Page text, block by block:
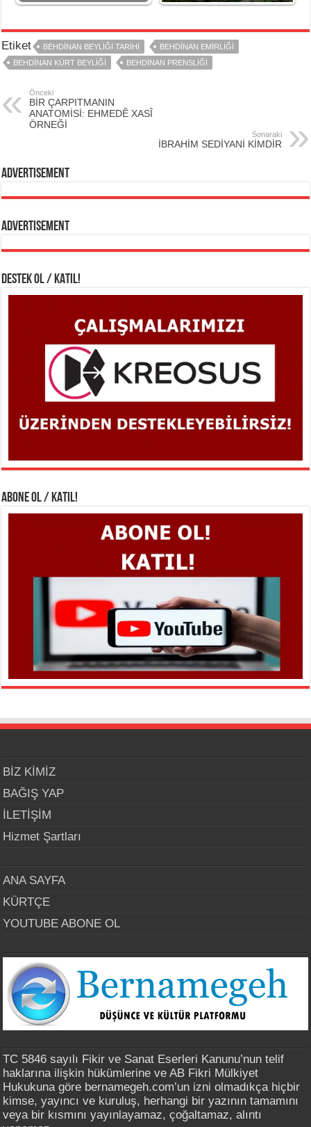
Etiket BEHDİNAN BEYLİĞİ TARİHİ
BEHDİNAN EMİRLİĞİ
BEHDİNAN KÜRT BEYLİĞİ
BEHDİNAN PRENSLİĞİ
Önceki
BİR ÇARPITMANIN
ANATOMİSİ: EHMEDÊ XASÎ
ÖRNEĞİ
Sonaraki
İBRAHİM SEDİYANİ KİMDİR
Advertisement
Advertisement
DESTEK OL / KATIL!
ABONE OL / KATIL!
BİZ KİMİZ
BAĞIŞ YAP
İLETİŞİM
Hizmet Şartları
ANA SAYFA
KÜRTÇE
YOUTUBE ABONE OL
TC 5846 sayılı Fikir ve Sanat Eserleri Kanunu’nun telif
haklarına ilişkin hükümlerine ve AB Fikri Mülkiyet
Hukukuna göre bernamegeh.com’un izni olmadıkça hiçbir
kimse, yayıncı ve kuruluş, herhangi bir yazının tamamını
veya bir kısmını yayınlayamaz, çoğaltamaz, alıntı